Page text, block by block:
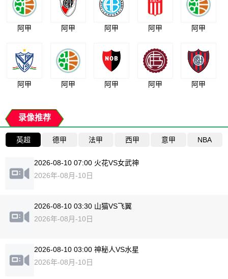
阿甲 阿甲 阿甲 阿甲 阿甲
阿甲 阿甲 阿甲 阿甲 阿甲
录像推荐
英超 德甲 法甲 西甲 意甲 NBA
2026-08-10 07:00 火花VS女武神
2026年-08月-10日
2026-08-10 03:30 山猫VS飞翼
2026年-08月-10日
2026-08-10 03:00 神秘人VS水星
2026年-08月-10日